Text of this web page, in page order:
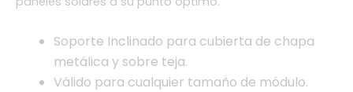
Soporte Inclinado para cubierta de chapa
metálica y sobre teja.
Válido para cualquier tamaño de módulo.